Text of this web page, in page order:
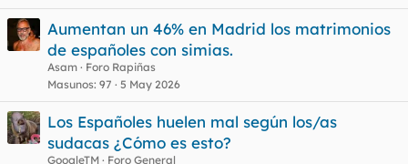
Aumentan un 46% en Madrid los matrimonios
de españoles con simias.
Asam
Foro Rapiñas
Masunos 97 5 May 2026
Los Españoles huelen mal según los/as
sudacas ¿Cómo es esto?
GoogleTM
Foro General